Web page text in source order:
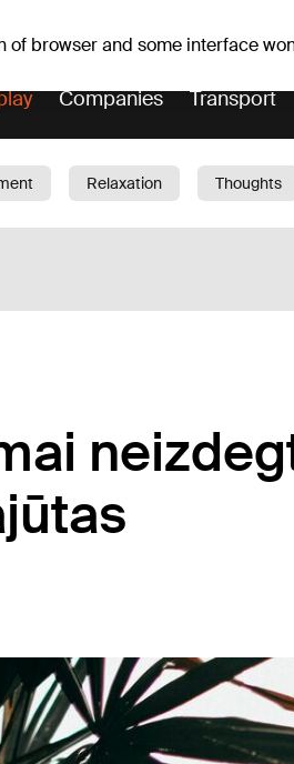
of browser and some interface
Companies Transport
Relaxation Thoughts